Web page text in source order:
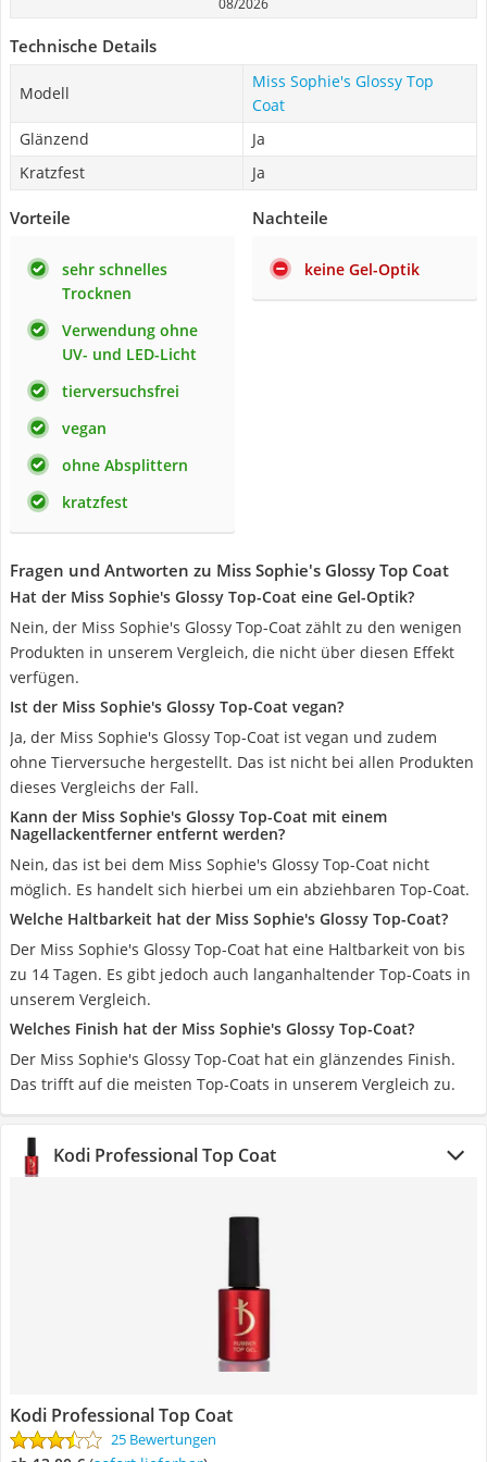
08/2026
Technische Details
Modell
Miss Sophie's Glossy Top
Coat
Glänzend
Ja
Kratzfest
Ja
Vorteile
sehr schnelles
Trocknen
Verwendung ohne
UV- und LED-Licht
tierversuchsfrei
vegan
ohne Absplittern
kratzfest
Nachteile
keine Gel-Optik
Fragen und Antworten zu Miss Sophie's Glossy Top Coat
Hat der Miss Sophie's Glossy Top-Coat eine Gel-Optik?
Nein, der Miss Sophie's Glossy Top-Coat zählt zu den wenigen
Produkten in unserem Vergleich, die nicht über diesen Effekt
verfügen.
Ist der Miss Sophie's Glossy Top-Coat vegan?
Ja, der Miss Sophie's Glossy Top-Coat ist vegan und zudem
ohne Tierversuche hergestellt. Das ist nicht bei allen Produkten
dieses Vergleichs der Fall.
Kann der Miss Sophie's Glossy Top-Coat mit einem
Nagellackentferner entfernt werden?
Nein, das ist bei dem Miss Sophie's Glossy Top-Coat nicht
möglich. Es handelt sich hierbei um ein abziehbaren Top-Coat.
Welche Haltbarkeit hat der Miss Sophie's Glossy Top-Coat?
Der Miss Sophie's Glossy Top-Coat hat eine Haltbarkeit von bis
zu 14 Tagen. Es gibt jedoch auch langanhaltender Top-Coats in
unserem Vergleich.
Welches Finish hat der Miss Sophie's Glossy Top-Coat?
Der Miss Sophie's Glossy Top-Coat hat ein glänzendes Finish.
Das trifft auf die meisten Top-Coats in unserem Vergleich zu.
‎Kodi Professional Top Coat
‎Kodi Professional Top Coat
25 Bewertungen